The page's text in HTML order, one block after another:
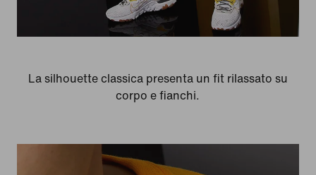
La silhouette classica presenta un fit rilassato su
corpo e fianchi.